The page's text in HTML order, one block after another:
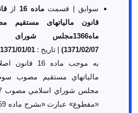
سوابق | قسمت ماده 16 از
قانون مالیاتهای
ماه1366مجلس
1371/02/07)
| تاریخ : 1371/01/01
به موجب ماده